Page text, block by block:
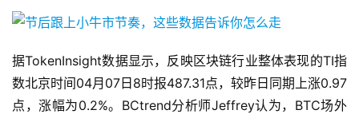
据TokenInsight数据显示，反映区块链行业整体表现的TI指
数北京时间04月07日8时报487.31点，较昨日同期上涨0.97
点，涨幅为0.2%。BCtrend分析师Jeffrey认为，BTC场外